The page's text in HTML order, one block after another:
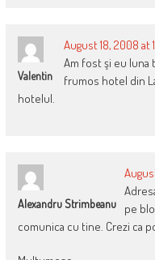
Valentin
August 18, 2008 at
Am fost şi eu luna
frumos hotel din
hotelul.
Alexandru Strimbeanu
pe
comunica cu tine. Crezi ca